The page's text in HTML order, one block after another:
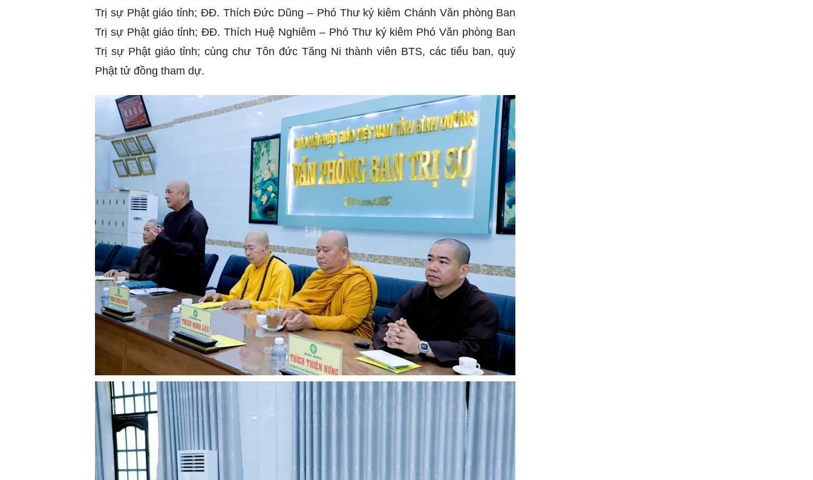
Trị sự Phật giáo tỉnh; ĐĐ. Thích Đức Dũng – Phó Thư ký kiêm Chánh Văn phòng Ban
Trị sự Phật giáo tỉnh; ĐĐ. Thích Huệ Nghiêm – Phó Thư ký kiêm Phó Văn phòng Ban
Trị sự Phật giáo tỉnh; cùng chư Tôn đức Tăng Ni thành viên BTS, các tiểu ban, quý
Phật tử đồng tham dự.